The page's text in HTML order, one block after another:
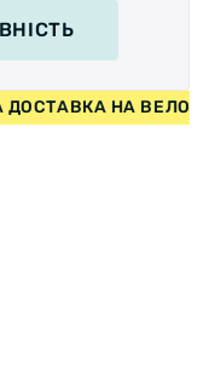
ДОСТАВКА НА